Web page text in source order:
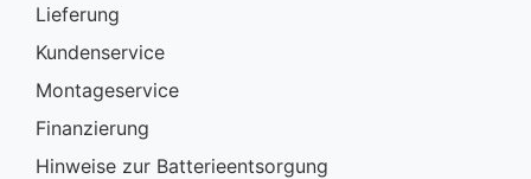
Lieferung
Kundenservice
Montageservice
Finanzierung
Hinweise zur Batterieentsorgung